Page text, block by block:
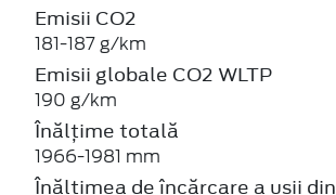
Emisii CO2
181-187 g/km
Emisii globale CO2 WLTP
190 g/km
Înălțime totală
1966-1981 mm
Înălțimea de încărcare a ușii din